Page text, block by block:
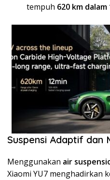
tempuh 620 km
Suspensi Adaptif dan
Menggunakan air
Xiaomi YU7 menghadirkan